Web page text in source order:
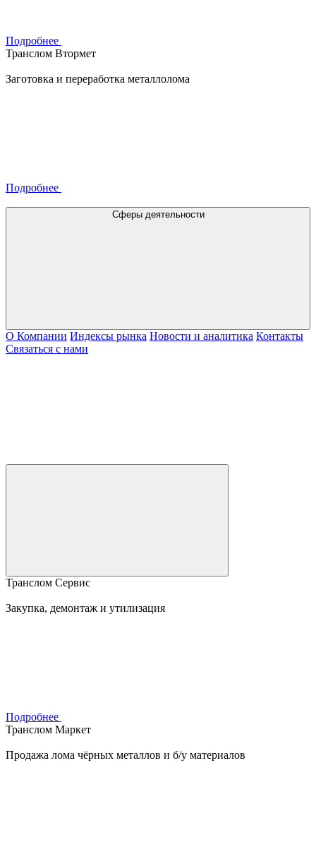
Подробнее
Транслом Втормет
Заготовка и переработка металлолома
Подробнее
Сферы деятельности
О Компании Индексы рынка Новости и аналитика Контакты
Связаться с нами
Транслом Сервис
Закупка, демонтаж и утилизация
Подробнее
Транслом Маркет
Продажа лома чёрных металлов и б/у материалов